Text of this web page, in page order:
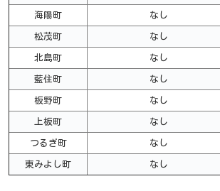
海陽町 なし
松茂町 なし
北島町 なし
藍住町 なし
板野町 なし
上板町 なし
つるぎ町 なし
東みよし町 なし